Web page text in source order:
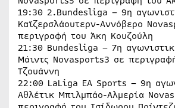
19:30 2.Bundesliga – 9η
Καϊζερσλάουτερν-Αννόβερο
περιγραφή του Άκη Κουζούλη
21:30 Bundesliga – 7η
Μάιντς Novasports3 σε
Τζουάννη
22:00 LaLiga ΕΑ Sports – 9η
Αθλέτικ Μπιλμπάο-Αλμερία